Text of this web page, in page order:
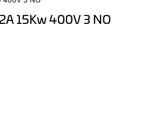
15Kw 400V 3 NO